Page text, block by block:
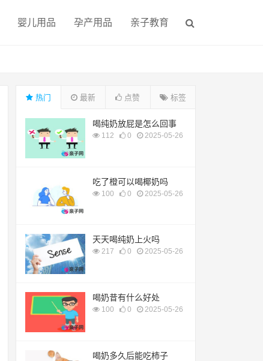
婴儿用品 孕产用品 亲子教育
热门 最新 点赞 标签
喝纯奶放屁是怎么回事
112 0 2025-05-26
吃了橙可以喝椰奶吗
100 0 2025-05-26
天天喝纯奶上火吗
217 0 2025-05-26
喝奶昔有什么好处
100 0 2025-05-26
喝奶多久后能吃柿子